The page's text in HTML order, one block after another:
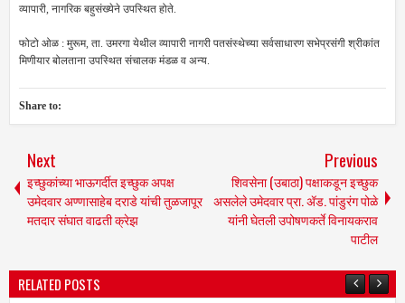
व्यापारी, नागरिक बहुसंख्येने उपस्थित होते.
फोटो ओळ : मुरूम, ता. उमरगा येथील व्यापारी नागरी पतसंस्थेच्या सर्वसाधारण सभेप्रसंगी श्रीकांत
मिणीयार बोलताना उपस्थित संचालक मंडळ व अन्य.
Share to:
Next
इच्छुकांच्या भाऊगर्दीत इच्छुक अपक्ष
उमेदवार अण्णासाहेब दराडे यांची तुळजापूर
मतदार संघात वाढती क्रेझ
Previous
शिवसेना (उबाठा) पक्षाकडून इच्छुक
असलेले उमेदवार प्रा. ॲड. पांडुरंग पोळे
यांनी घेतली उपोषणकर्ते विनायकराव
पाटील
RELATED POSTS